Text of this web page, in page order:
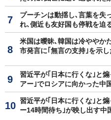
プーチンは動揺し､言葉を失
れ､側近も友好国も停戦を迫
米国は曖昧､韓国は冷ややか
市発言に｢無言の支持｣を示
習近平が｢日本に行くな｣と
アー｣でロシアに向かった中
習近平が｢日本に行くな｣と
ー14時間待ち｣が映し出す中